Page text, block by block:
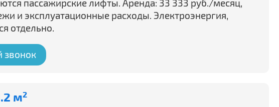
пассажирские лифты. Аренда: 33 333 руб./месяц,
и эксплуатационные расходы. Электроэнергия,
отдельно.
звонок
м2